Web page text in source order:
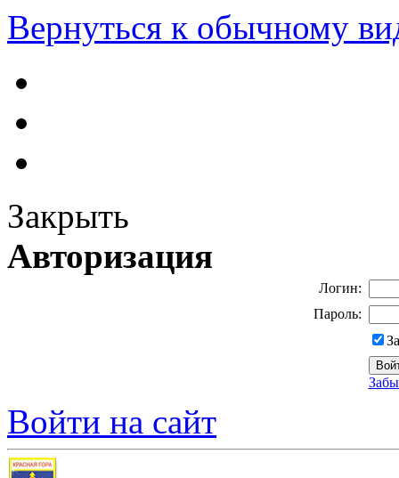
Вернуться к обычному
Закрыть
Авторизация
Логин:
Пароль:
Войти на сайт